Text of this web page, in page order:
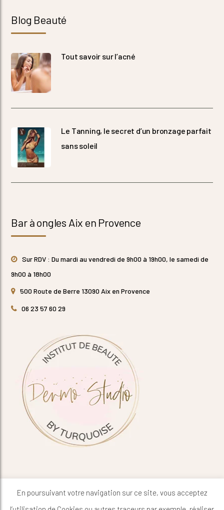
Blog Beauté
Tout savoir sur l’acné
Le Tanning, le secret d’un bronzage parfait
sans soleil
Bar à ongles Aix en Provence
Sur RDV : Du mardi au vendredi de 9h00 à 19h00, le samedi de
9h00 à 18h00
500 Route de Berre 13090 Aix en Provence
06 23 57 60 29
En poursuivant votre navigation sur ce site, vous acceptez